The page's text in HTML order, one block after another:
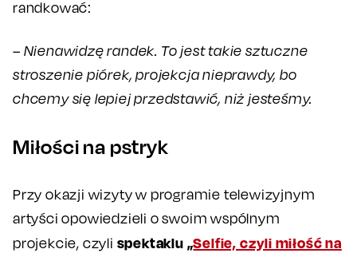
randkować:
– Nienawidzę randek. To jest takie sztuczne
stroszenie piórek, projekcja nieprawdy, bo
chcemy się lepiej przedstawić, niż jesteśmy.
Miłości na pstryk
Przy okazji wizyty w programie telewizyjnym
artyści opowiedzieli o swoim wspólnym
projekcie, czyli spektaklu „Selfie, czyli miłość na